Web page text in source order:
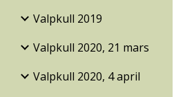
Valpkull 2019
Valpkull 2020, 21 mars
Valpkull 2020, 4 april